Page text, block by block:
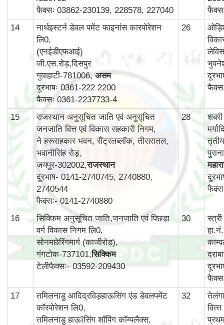
फैक्सः 03862-230139, 228578, 227040
14
नार्थइस्टर्न डेवल पमेंट फाइनांस कारपोरेशन
लि0,
(एनईडीएफआई)
जी.एस.रोड़,दिसपुर
गुवाहाटी-781006,असम
दूरभाषः 0361-222 2200
फैक्सः 0361-2237733-4
26
15
राजस्थान अनुसूचित जाति एवं अनुसूचित
जनजाति वित्त एवं विकास सहकारी निगम,
ने हरूसहकार भवन, सैंट्रलब्लॉक, तीसरातल,
भवानीसिंह रोड़,
जयपुर-302002,राजस्थान
दूरभाष- 0141-2740745, 2740880,
2740544
फैक्सः- 0141-2740880
28
16
सिक्किम अनुसूचित जाति,जनजाति एवं पिछड़ा
वर्ग विकास निगम लि0,
सोनमछेरिंगमार्ग (काजीरोड़),
गंगटोक-737101,सिक्किम
टेलीफैक्सः- 03592-209430
30
17
तमिलनाडु आदिद्रविड़हाऊसिंग एंड डेवलपमेंट
कॉरपोरेशन लि0,
तमिलनाडु हाऊîसिंग शॉपिंग कॉम्पलैक्स,
32